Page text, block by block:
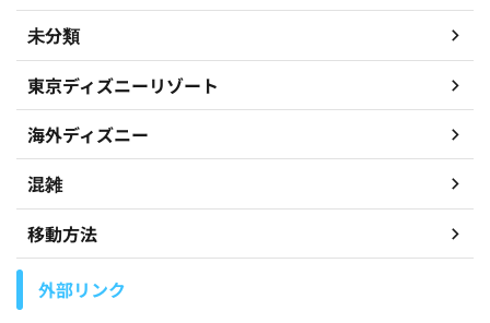
未分類
東京ディズニーリゾート
海外ディズニー
混雑
移動方法
外部リンク